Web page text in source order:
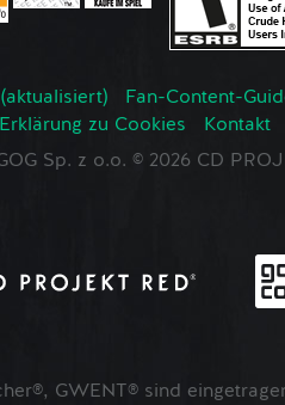
Fan-Content-
Erklärung zu Cookies
Kontakt
Sp. z o.o. © 2026 CD
GWENT® sind